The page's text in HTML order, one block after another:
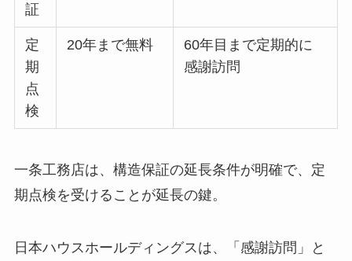
証
定
期
点
検
20年まで無料
60年目まで定期的に
感謝訪問
一条工務店は、構造保証の延長条件が明確で、定
期点検を受けることが延長の鍵。
日本ハウスホールディングスは、「感謝訪問」と